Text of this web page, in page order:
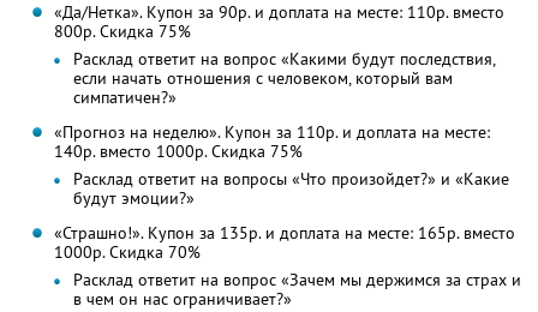
«Да/Нетка». Купон за 90р. и доплата на месте: 110р. вместо
800р. Скидка 75%
Расклад ответит на вопрос «Какими будут последствия,
если начать отношения с человеком, который вам
симпатичен?»
«Прогноз на неделю». Купон за 110р. и доплата на месте:
140р. вместо 1000р. Скидка 75%
Расклад ответит на вопросы «Что произойдет?» и «Какие
будут эмоции?»
«Страшно!». Купон за 135р. и доплата на месте: 165р. вместо
1000р. Скидка 70%
Расклад ответит на вопрос «Зачем мы держимся за страх и
в чем он нас ограничивает?»